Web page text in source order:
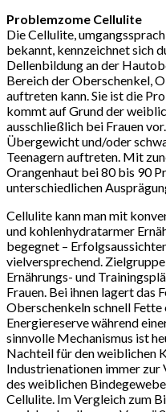
Problemzome Cellulite
Die Cellulite,
bekannt, kennzeichnet sich
Dellenbildung an der
Bereich der Oberschenkel,
auftreten kann. Sie ist die
kommt auf Grund der
ausschließlich bei Frauen
Übergewicht und/oder
Teenagern auftreten. Mit
Orangenhaut bei 80 bis 90
unterschiedlichen
Cellulite kann man mit
und kohlenhydratarmer
begegnet –
vielversprechend.
Ernährungs- und
Frauen. Bei ihnen lagert das
Oberschenkeln schnell Fette
Energiereserve während
sinnvolle Mechanismus ist
Nachteil für den weiblichen
Industrienationen immer zur
des weiblichen
Cellulite. Im Vergleich zum